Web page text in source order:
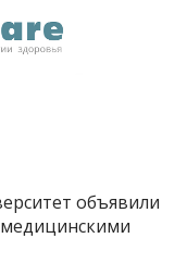
объявили